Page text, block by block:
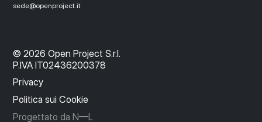
sede@openproject.it
© 2026 Open Project S.r.l.
P.IVA IT02436200378
Privacy
Politica sui Cookie
Progettato da N—L